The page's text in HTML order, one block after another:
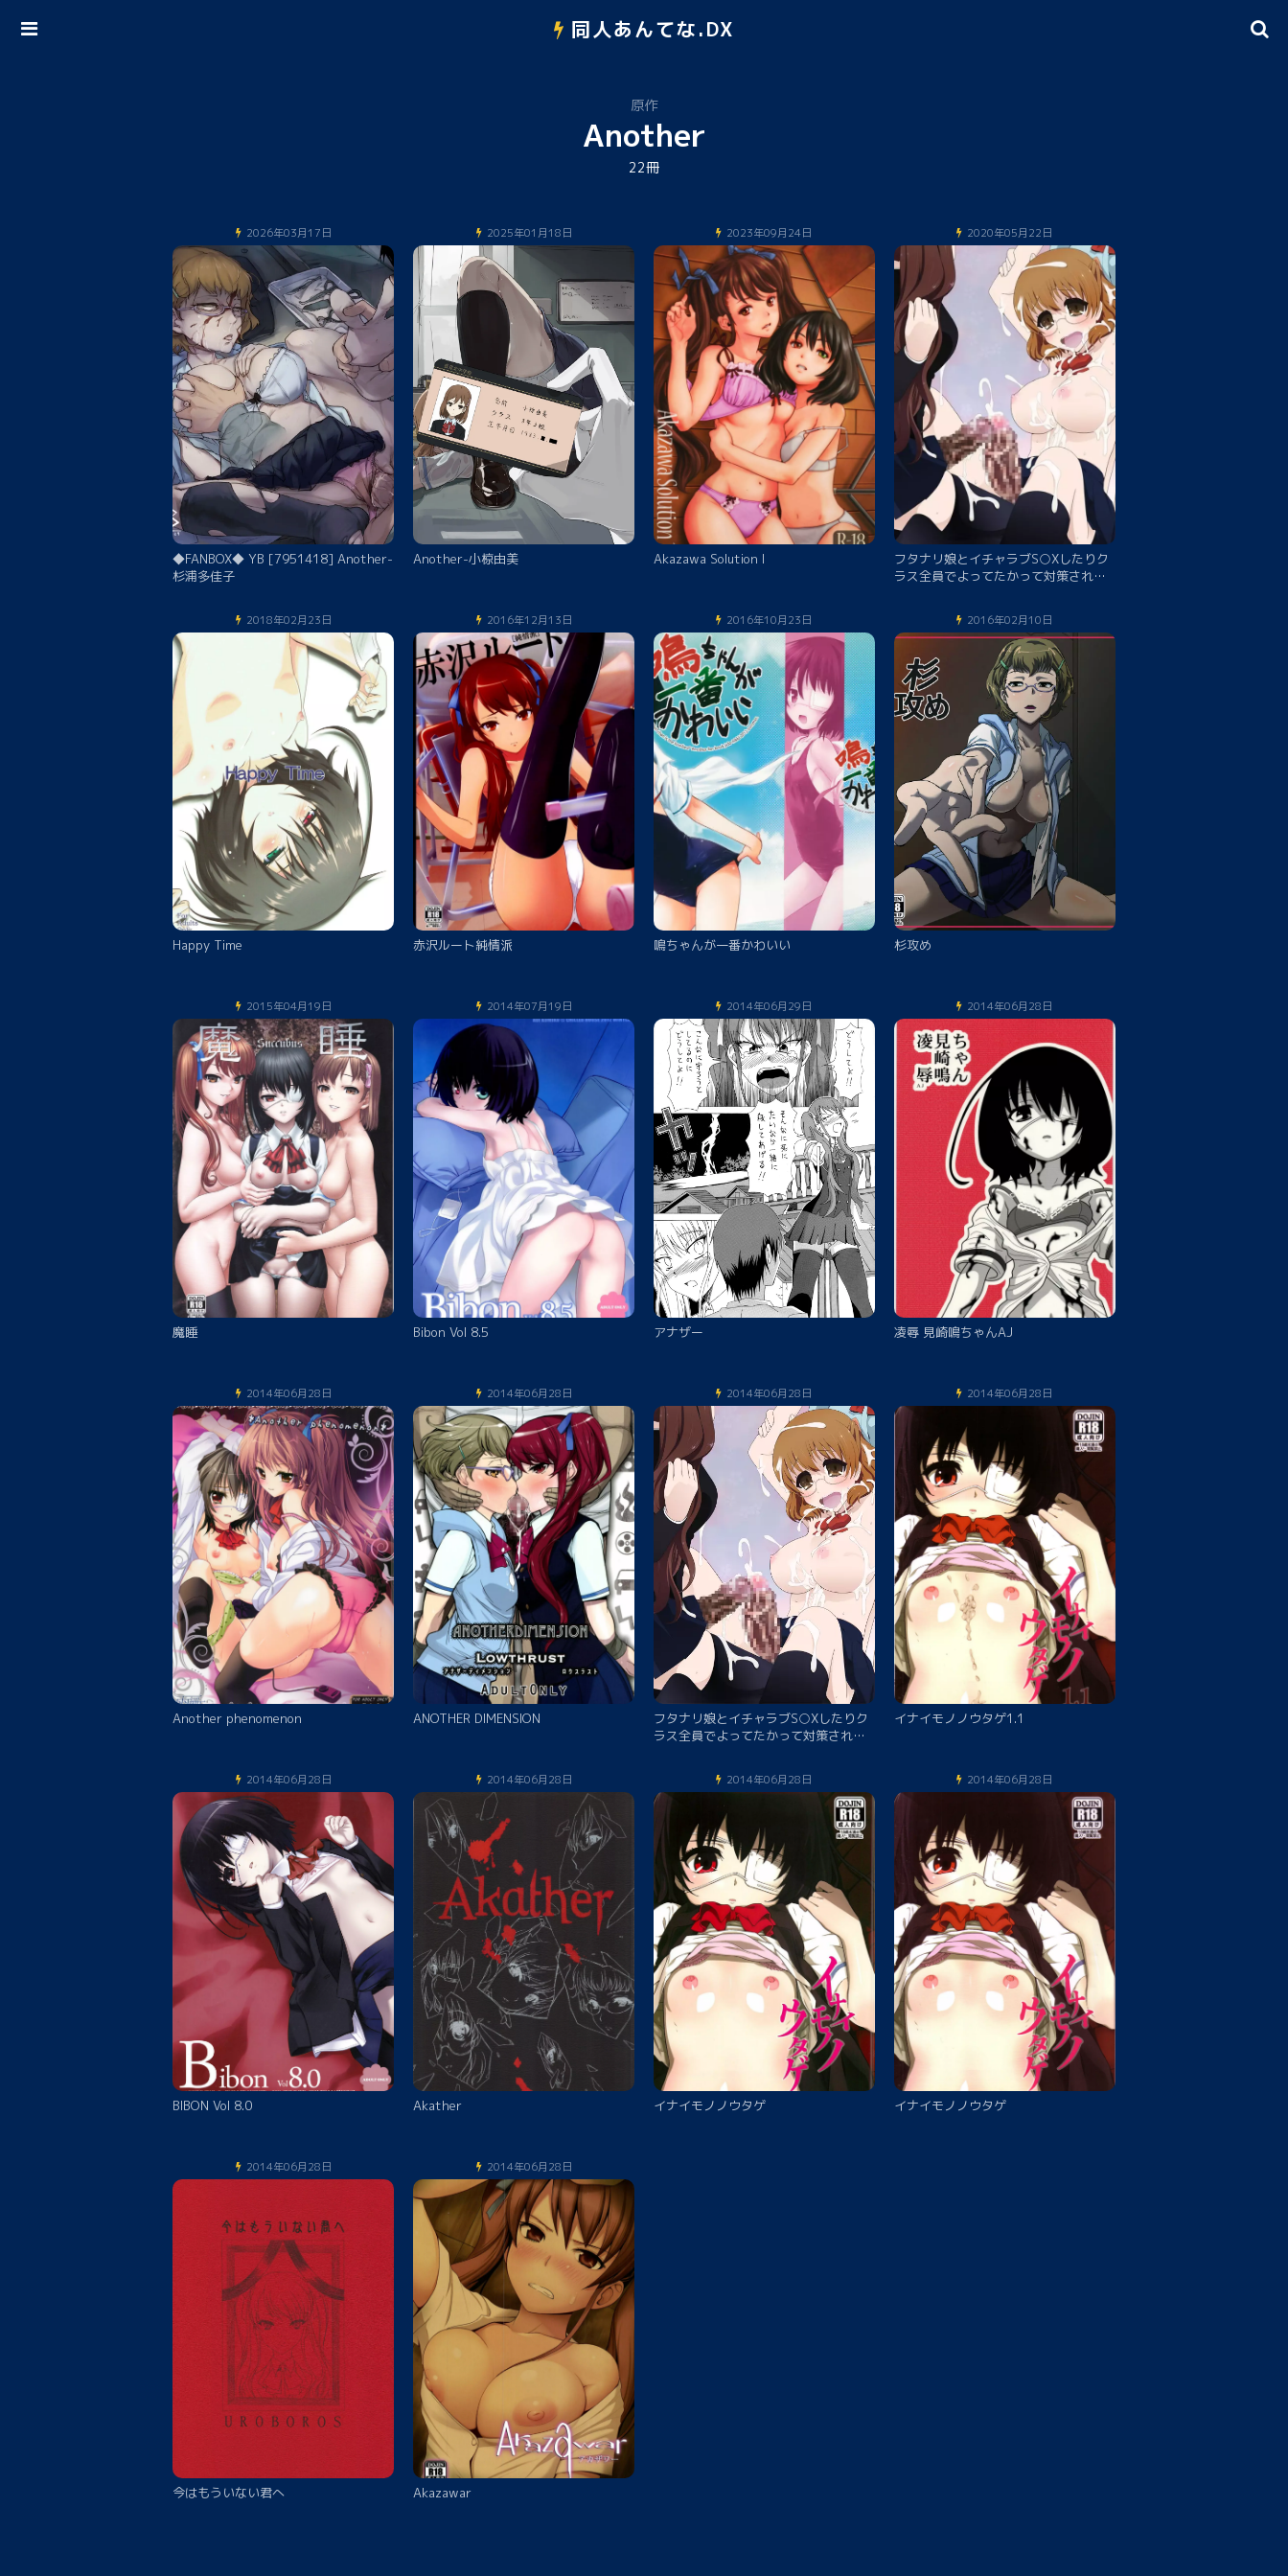
同人あんてな.DX
原作
Another
22冊
2026年03月17日
◆FANBOX◆ YB [7951418] Another-
杉浦多佳子
2025年01月18日
Another-小椋由美
2023年09月24日
Akazawa Solution I
2020年05月22日
フタナリ娘とイチャラブS○Xしたりク
ラス全員でよってたかって対策された
2018年02月23日
Happy Time
2016年12月13日
赤沢ルート純情派
2016年10月23日
鳴ちゃんが一番かわいい
2016年02月10日
杉攻め
2015年04月19日
魔睡
2014年07月19日
Bibon Vol 8.5
2014年06月29日
アナザー
2014年06月28日
凌辱 見崎鳴ちゃんAJ
2014年06月28日
Another phenomenon
2014年06月28日
ANOTHER DIMENSION
2014年06月28日
フタナリ娘とイチャラブS○Xしたりク
ラス全員でよってたかって対策された
2014年06月28日
イナイモノノウタゲ1.1
2014年06月28日
BIBON Vol 8.0
2014年06月28日
Akather
2014年06月28日
イナイモノノウタゲ
2014年06月28日
イナイモノノウタゲ
2014年06月28日
今はもういない君へ
2014年06月28日
Akazawar